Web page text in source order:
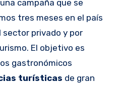
campaña que se
tres meses en el país
sector privado y por
El objetivo es
gastronómicos
turísticas de gran